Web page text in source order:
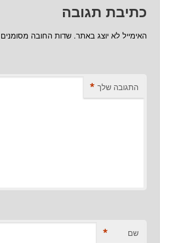
כתיבת תגובה
האימייל לא יוצג באתר. שדות החובה מסומנים
התגובה שלך *
שם *